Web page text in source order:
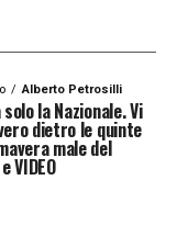
Alberto Petrosilli
la Nazionale. Vi
dietro le quinte
male del
VIDEO